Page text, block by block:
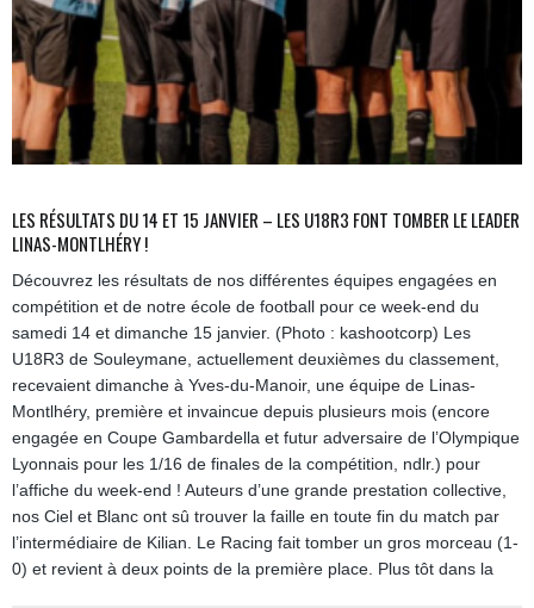
LES RÉSULTATS DU 14 ET 15 JANVIER – LES U18R3 FONT TOMBER LE LEADER
LINAS-MONTLHÉRY !
Découvrez les résultats de nos différentes équipes engagées en
compétition et de notre école de football pour ce week-end du
samedi 14 et dimanche 15 janvier. (Photo : kashootcorp) Les
U18R3 de Souleymane, actuellement deuxièmes du classement,
recevaient dimanche à Yves-du-Manoir, une équipe de Linas-
Montlhéry, première et invaincue depuis plusieurs mois (encore
engagée en Coupe Gambardella et futur adversaire de l’Olympique
Lyonnais pour les 1/16 de finales de la compétition, ndlr.) pour
l’affiche du week-end ! Auteurs d’une grande prestation collective,
nos Ciel et Blanc ont sû trouver la faille en toute fin du match par
l’intermédiaire de Kilian. Le Racing fait tomber un gros morceau (1-
0) et revient à deux points de la première place. Plus tôt dans la